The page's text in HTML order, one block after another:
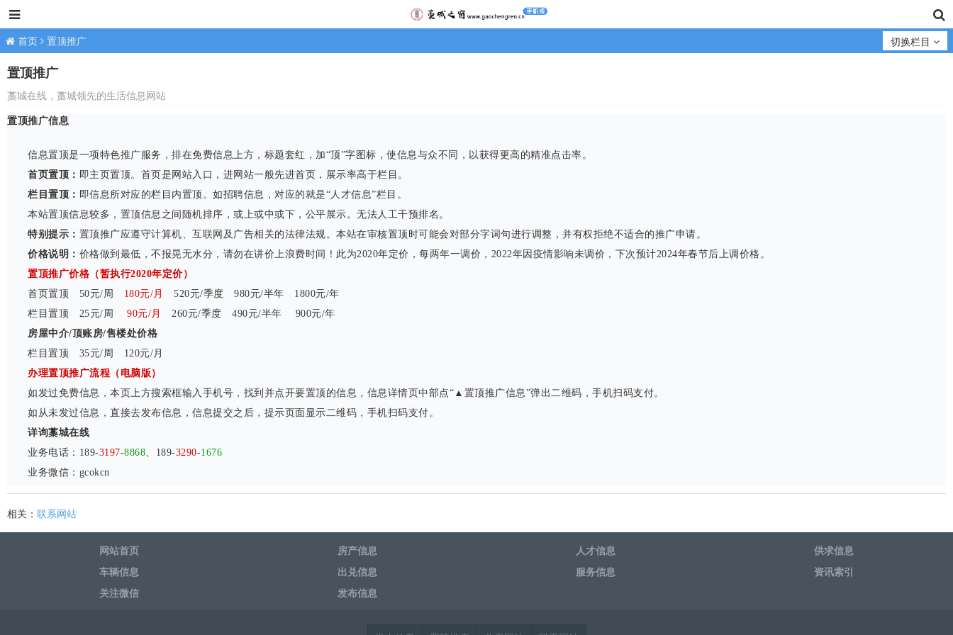
首页 置顶推广 切换栏目
置顶推广
藁城在线，藁城领先的生活信息网站
置顶推广信息
信息置顶是一项特色推广服务，排在免费信息上方，标题套红，加“顶”字图标，使信息与众不同，以获得更高的精准点击率。
首页置顶： 即主页置顶。首页是网站入口，进网站一般先进首页，展示率高于栏目。
栏目置顶： 即信息所对应的栏目内置顶。如招聘信息，对应的就是“人才信息”栏目。
本站置顶信息较多，置顶信息之间随机排序，或上或中或下，公平展示。无法人工干预排名。
特别提示： 置顶推广应遵守计算机、互联网及广告相关的法律法规。本站在审核置顶时可能会对部分字词句进行调整，并有权拒绝不适合的推广申请。
价格说明： 价格做到最低，不报晃无水分，请勿在讲价上浪费时间！此为2020年定价，每两年一调价，2022年因疫情影响未调价，下次预计2024年春节后上调价格。
置顶推广价格（暂执行2020年定价）
首页置顶 50元/周 180元/月
520元/季度 980元/半年 1800元/年
栏目置顶 25元/周 90元/月
260元/季度 490元/半年 900元/年
房屋中介/顶账房/售楼处价格
栏目置顶 35元/周 120元/月
办理置顶推广流程（电脑版）
如发过免费信息，本页上方搜索框输入手机号，找到并点开要置顶的信息，信息详情页中部点“▲置顶推广信息”弹出二维码，手机扫码支付。
如从未发过信息，直接去发布信息，信息提交之后，提示页面显示二维码，手机扫码支付。
详询藁城在线
业务电话：189-3197-8868、189-3290-1676
业务微信：gcokcn
相关： 联系网站
网站首页 房产信息 人才信息
供求信息
车辆信息
出兑信息 服务信息
资讯索引
关注微信
发布信息